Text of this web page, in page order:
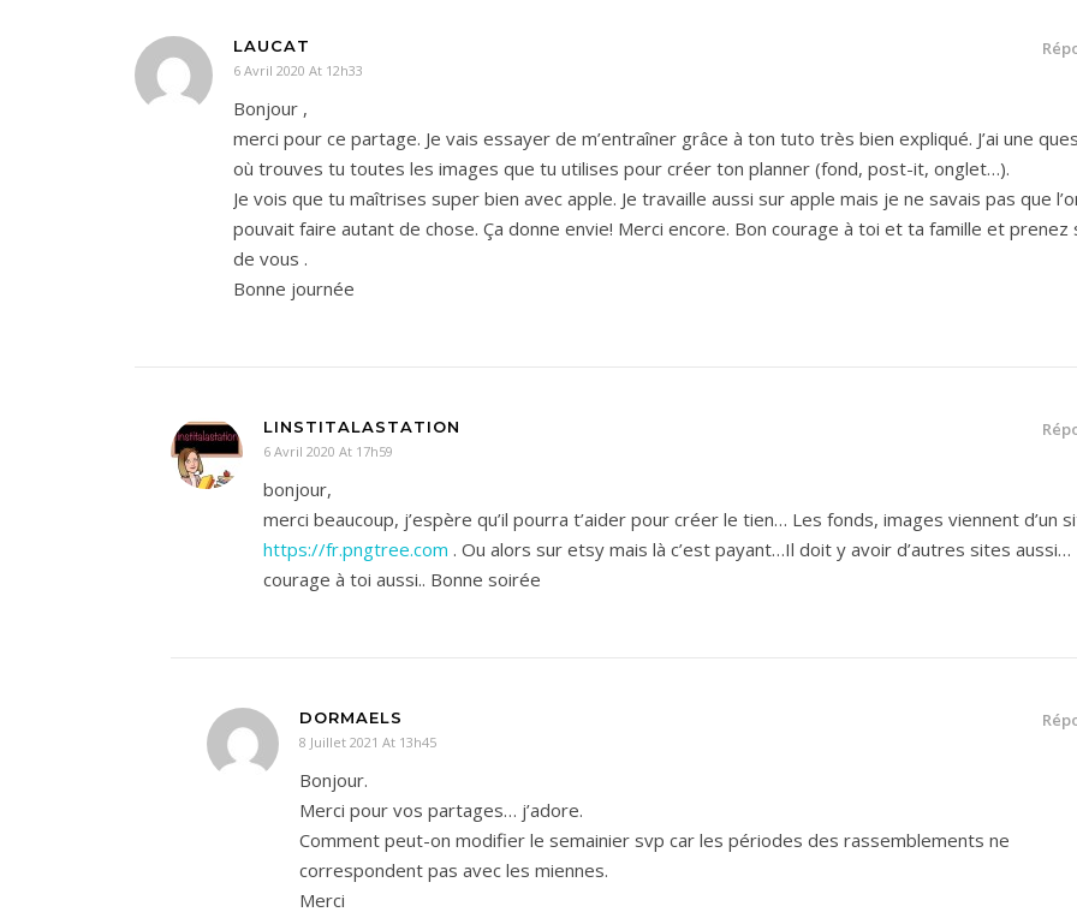
LAUCAT
6 Avril 2020 At 12h33
Bonjour ,
merci pour ce partage. Je vais essayer de m’entraîner grâce à ton tuto très bien expliqué. J’ai une
où trouves tu toutes les images que tu utilises pour créer ton planner (fond, post-it, onglet…).
Je vois que tu maîtrises super bien avec apple. Je travaille aussi sur apple mais je ne savais pas que
pouvait faire autant de chose. Ça donne envie! Merci encore. Bon courage à toi et ta famille et prenez
de vous .
Bonne journée
LINSTITALASTATION
6 Avril 2020 At 17h59
bonjour,
merci beaucoup, j’espère qu’il pourra t’aider pour créer le tien… Les fonds, images viennent d’un
https://fr.pngtree.com . Ou alors sur etsy mais là c’est payant…Il doit y avoir d’autres sites aussi…
courage à toi aussi.. Bonne soirée
DORMAELS
8 Juillet 2021 At 13h45
Bonjour.
Merci pour vos partages… j’adore.
Comment peut-on modifier le semainier svp car les périodes des rassemblements ne
correspondent pas avec les miennes.
Merci